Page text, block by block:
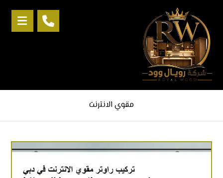
مقوي الانترنت